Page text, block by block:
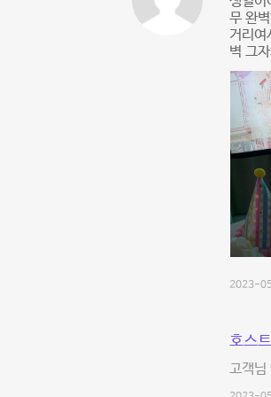
무 완
거리
벽 그
2023-
호스
고객님